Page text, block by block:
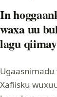
In
waxa uu
lagu
Ugaasnimadu
Xafiisku